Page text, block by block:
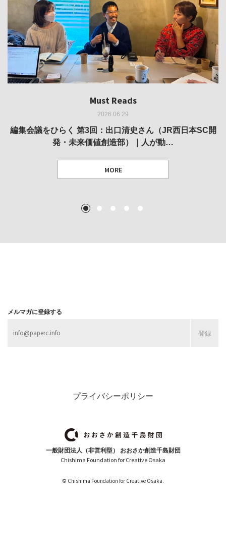
Must Reads
2026.06.29
編集会議をひらく 第3回：出口清史さん（JR西日本SC開
発・未来価値創造部）｜人が動…
MORE
Must Reads
2026.05.14
REVIEW｜果たして美術家・梅津庸一は、「大阪のゆかり
作家」となることができたのか…
Must Reads
2026.03.11
REPORT｜博覧会の残像
MORE
Must Reads
2026.02.25
REVIEW｜菊池聡太朗 個展「余りの風景」
MORE
Must Reads
2025.10.01
REVIEW｜生の存在証明としての線——「ライフライン」
展
1 2 3 4 5
メルマガに登録する
プライバシーポリシー
一般財団法人（非営利型） おおさか創造千島財団
Chishima Foundation for Creative Osaka
© Chishima Foundation for Creative Osaka.